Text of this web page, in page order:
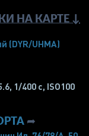
НА КАРТЕ ↓
(DYR/UHMA)
, 1/400 с, ISO100
➦